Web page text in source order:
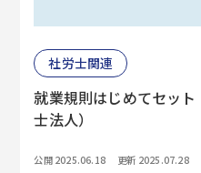
社労士関連
就業規則はじめてセッ
士法人）
公開 2025.06.18 更新 2025.07.28